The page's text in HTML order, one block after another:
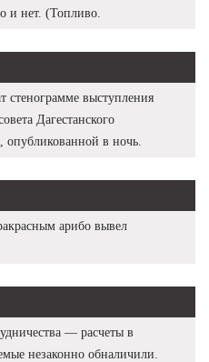
и нет. (Топливо.
стенограмме выступления
Дагестанского
опубликованной в ночь.
арибо вывел
— расчеты в
незаконно обналичили.